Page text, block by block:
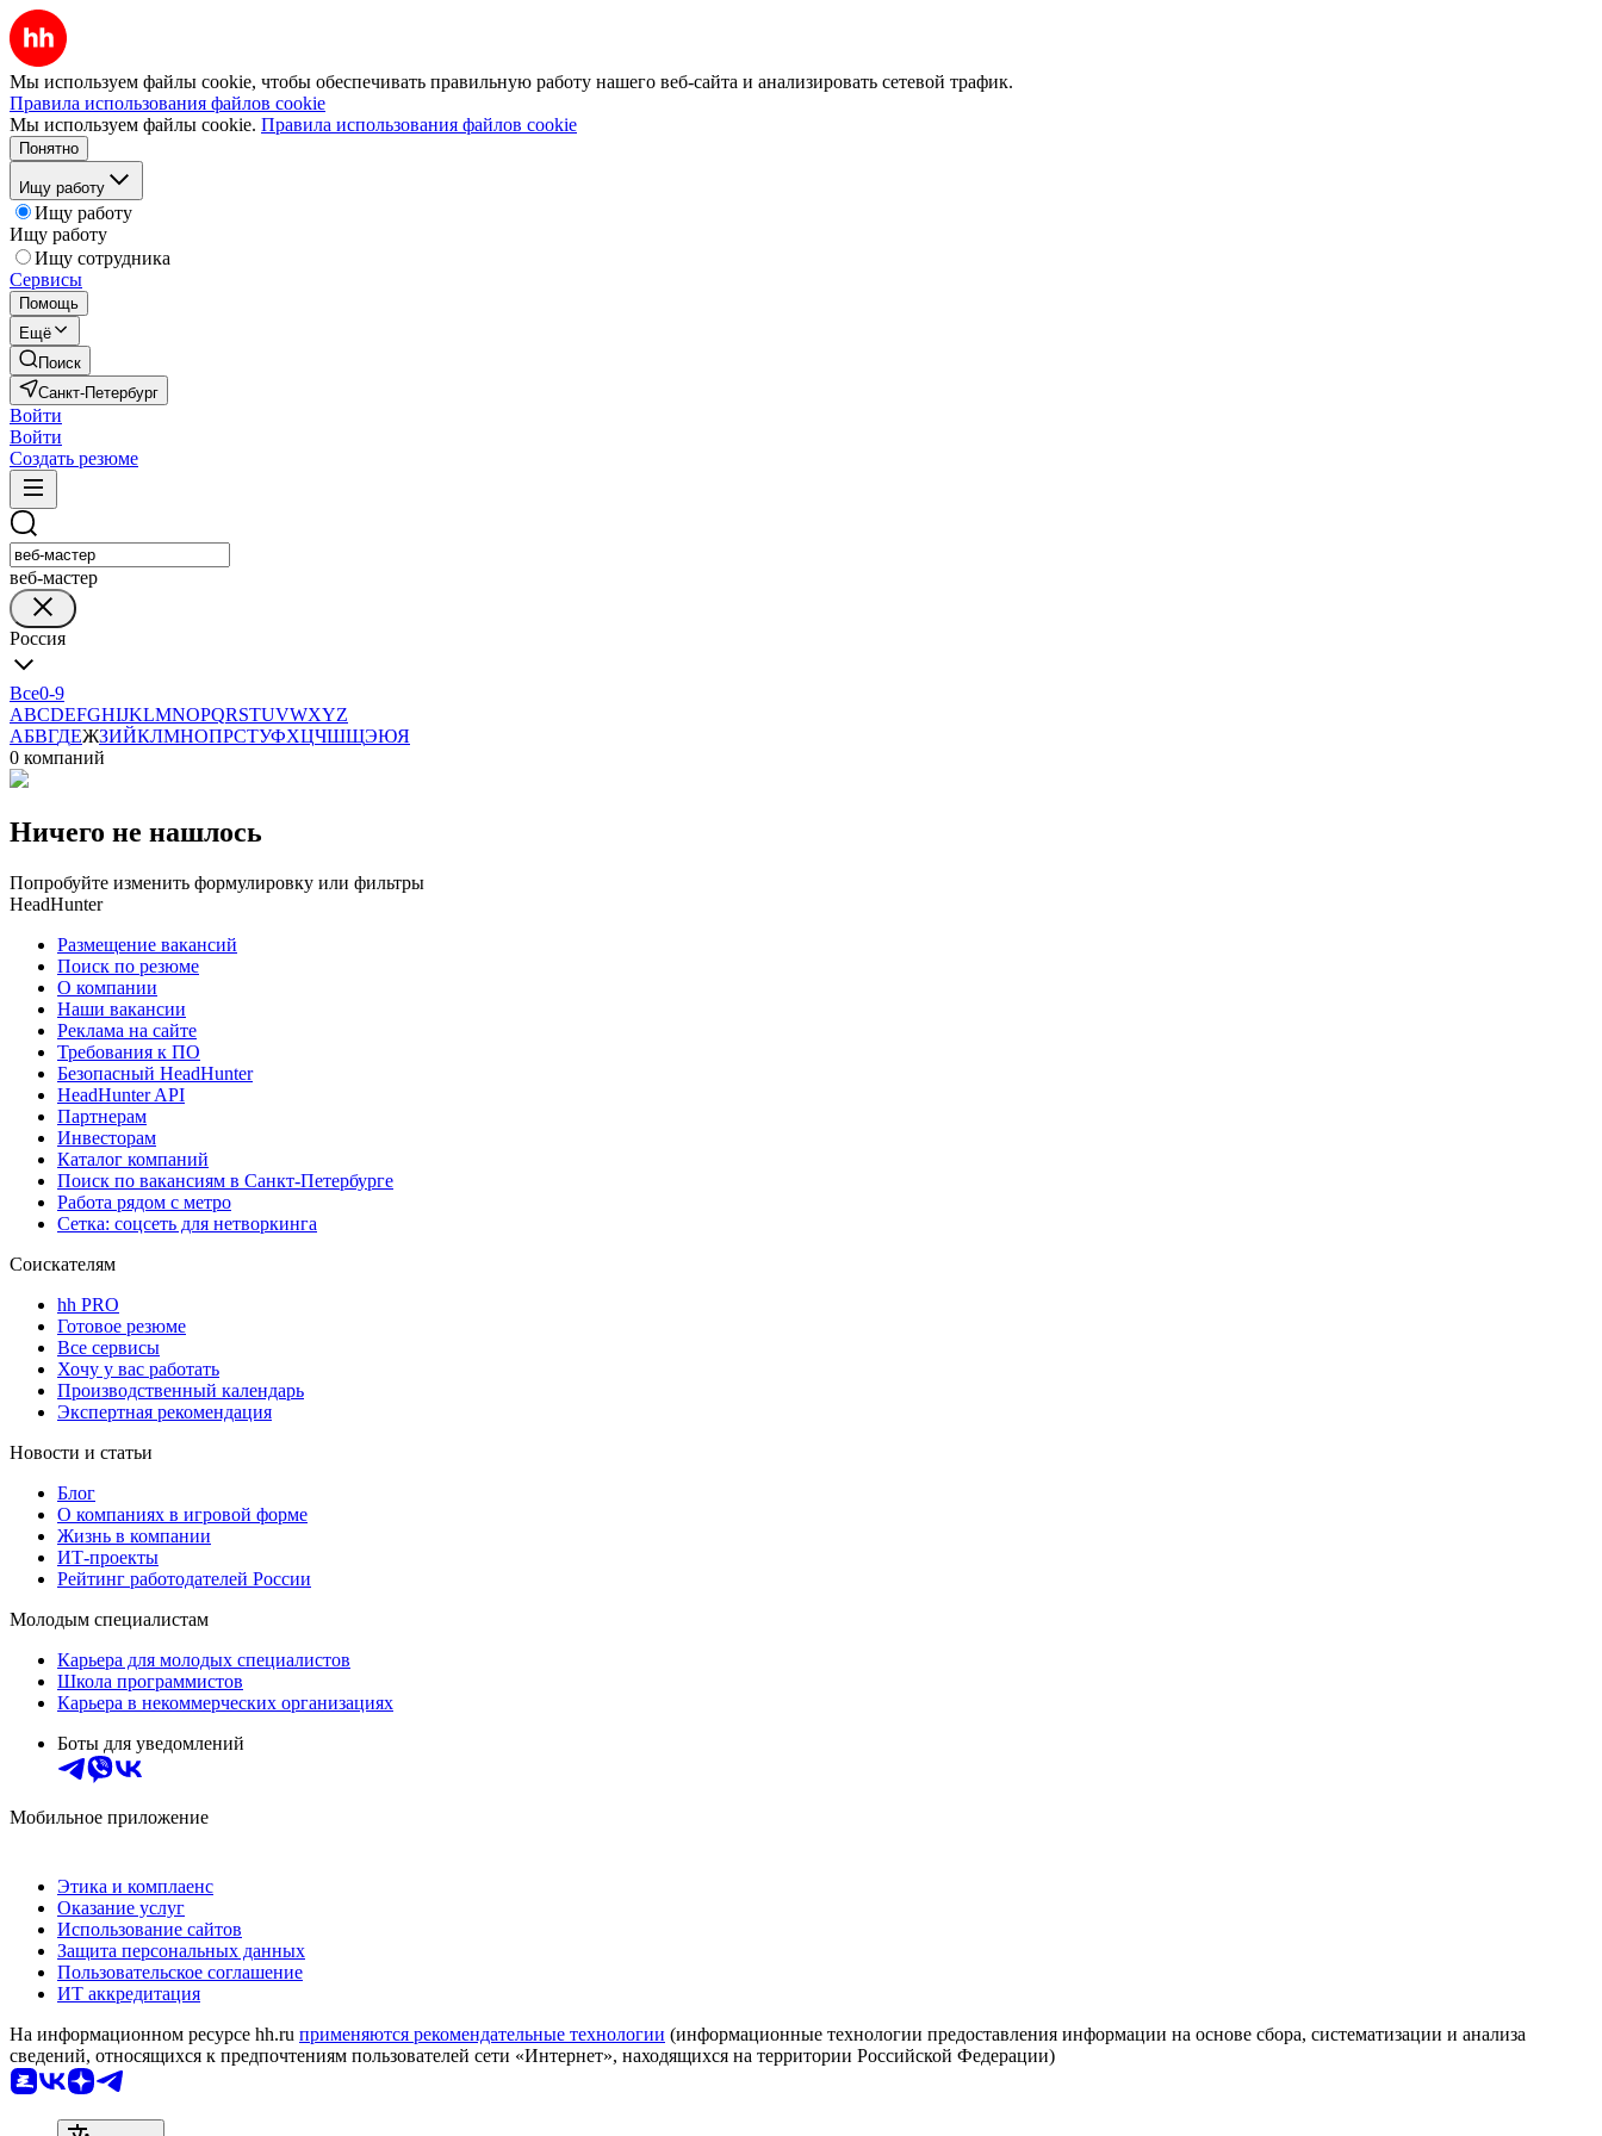
Мы используем файлы cookie, чтобы обеспечивать правильную работу нашего веб-сайта и анализировать сетевой трафик.
Правила использования файлов cookie
Мы используем файлы cookie. Правила использования файлов cookie
Понятно
Ищу работу
Ищу работу
Ищу работу
Ищу сотрудника
Сервисы
Помощь
Ещё
Поиск
Санкт-Петербург
Войти
Войти
Создать резюме
веб-мастер
Россия
Все0-9
ABCDEFGHIJKLMNOPQRSTUVWXYZ
АБВГДЕЖЗИЙКЛМНОПРСТУФХЦЧШЩЭЮЯ
0 компаний
Ничего не нашлось
Попробуйте изменить формулировку или фильтры
HeadHunter
Размещение вакансий
Поиск по резюме
О компании
Наши вакансии
Реклама на сайте
Требования к ПО
Безопасный HeadHunter
HeadHunter API
Партнерам
Инвесторам
Каталог компаний
Поиск по вакансиям в Санкт-Петербурге
Работа рядом с метро
Сетка: соцсеть для нетворкинга
Соискателям
hh PRO
Готовое резюме
Все сервисы
Хочу у вас работать
Производственный календарь
Экспертная рекомендация
Новости и статьи
Блог
О компаниях в игровой форме
Жизнь в компании
ИТ-проекты
Рейтинг работодателей России
Молодым специалистам
Карьера для молодых специалистов
Школа программистов
Карьера в некоммерческих организациях
Боты для уведомлений
Мобильное приложение
Этика и комплаенс
Оказание услуг
Использование сайтов
Защита персональных данных
Пользовательское соглашение
ИТ аккредитация
На информационном ресурсе hh.ru применяются рекомендательные технологии (информационные технологии предоставления информации на основе сбора, систематизации и анализа
сведений, относящихся к предпочтениям пользователей сети «Интернет», находящихся на территории Российской Федерации)